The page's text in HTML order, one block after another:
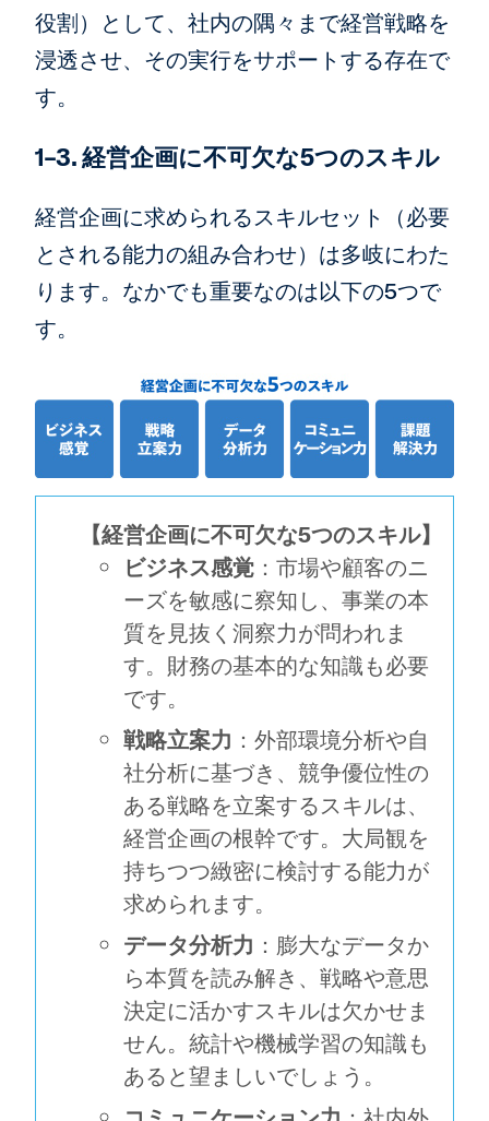
役割）として、社内の隅々まで経営戦略を
浸透させ、その実行をサポートする存在で
す。
1-3. 経営企画に不可欠な5つのスキル
経営企画に求められるスキルセット（必要
とされる能力の組み合わせ）は多岐にわた
ります。なかでも重要なのは以下の5つで
す。
【経営企画に不可欠な5つのスキル】
ビジネス感覚 ：市場や顧客のニ
ーズを敏感に察知し、事業の本
質を見抜く洞察力が問われま
す。財務の基本的な知識も必要
です。
戦略立案力 ：外部環境分析や自
社分析に基づき、競争優位性の
ある戦略を立案するスキルは、
経営企画の根幹です。大局観を
持ちつつ緻密に検討する能力が
求められます。
データ分析力 ：膨大なデータか
ら本質を読み解き、戦略や意思
決定に活かすスキルは欠かせま
せん。統計や機械学習の知識も
あると望ましいでしょう。